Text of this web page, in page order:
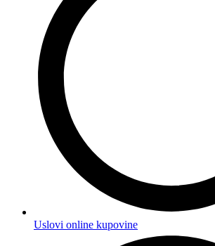
Uslovi online kupovine